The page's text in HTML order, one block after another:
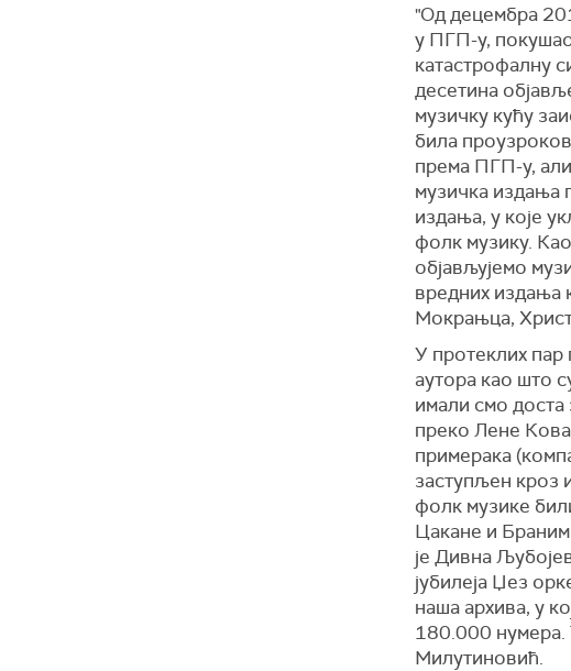
"Од децембра
у ПГП-у, покушао
катастрофалну
десетина
музичку кућу
била
према ПГП-у,
музичка издања
издања, у које
фолк музику.
објављујемо
вредних издања
Мокрањца,
У протеклих пар
аутора као што
имали смо доста
преко Лене
примерака
заступљен кроз
фолк музике
Цакане и
је Дивна
јубилеја Џез
наша архива, у
180.000 нумера.
Милутиновић.